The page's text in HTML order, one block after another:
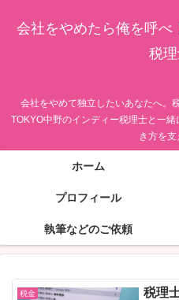
会社をやめたら俺を呼べ
税
会社をやめて独立したいあなたへ。
TOKYO中野のインディー税理士と一
き方を支
ホーム
プロフィール
執筆などのご依頼
税金
税理